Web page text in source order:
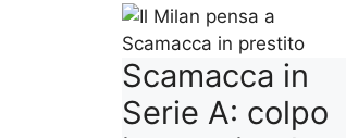
Scamacca in
Serie A: colpo